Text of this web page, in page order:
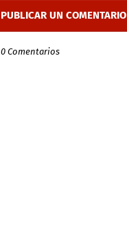
PUBLICAR UN COMENTARIO
0 Comentarios